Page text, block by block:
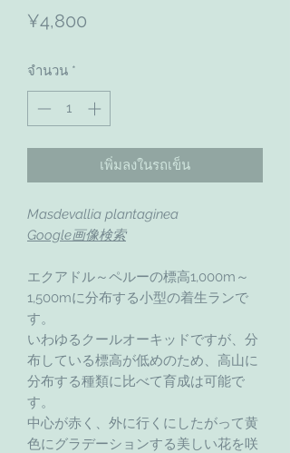
¥4,800
จำนวน *
เพิ่มลงในรถเข็น
Masdevallia plantaginea
Google画像検索
エクアドル～ペルーの標高1,000m～
1,500mに分布する小型の着生ランで
す。
いわゆるクールオーキッドですが、分
布している標高が低めのため、高山に
分布する種類に比べて育成は可能で
す。
中心が赤く、外に行くにしたがって黄
色にグラデーションする美しい花を咲